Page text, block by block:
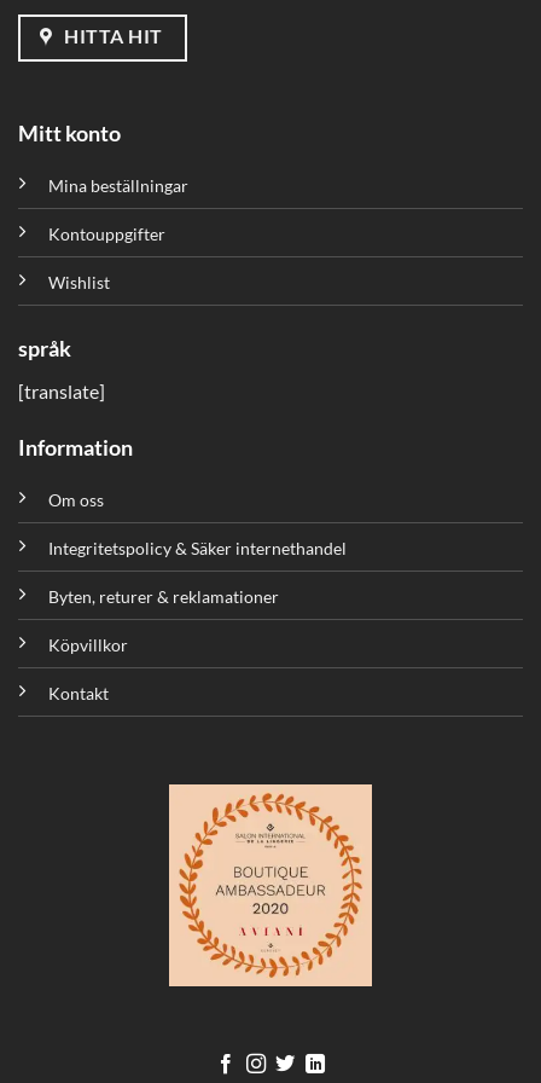
HITTA HIT
Mitt konto
Mina beställningar
Kontouppgifter
Wishlist
språk
[translate]
Information
Om oss
Integritetspolicy & Säker internethandel
Byten, returer & reklamationer
Köpvillkor
Kontakt